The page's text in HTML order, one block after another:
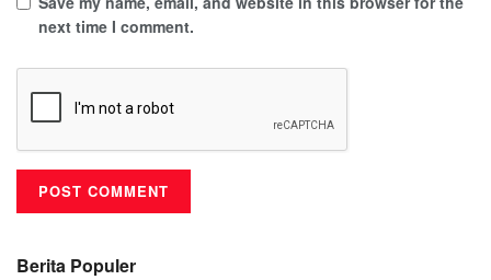
next time I comment.
Berita Populer